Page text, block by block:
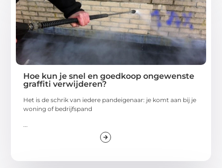
Hoe kun je snel en goedkoop ongewenste
graffiti verwijderen?
Het is de schrik van iedere pandeigenaar: je komt aan bij je
woning of bedrijfspand
...